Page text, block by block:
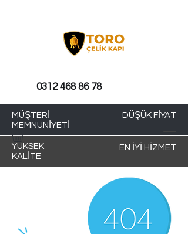
MÜŞTERİ
MEMNUNİYETİ
DÜŞÜK FİYAT
YÜKSEK
KALİTE
EN İYİ HİZMET
0312 468 86 78